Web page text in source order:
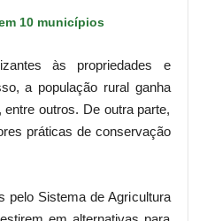
10 municípios
às propriedades e
a população rural ganha
outros. De outra parte,
práticas de conservação
pelo Sistema de Agricultura